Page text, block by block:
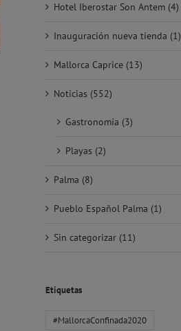
Hotel Iberostar Son Antem (4)
Inauguración nueva tienda (1)
Mallorca Caprice (13)
Noticias (552)
Gastronomía (3)
Playas (2)
Palma (8)
Pueblo Español Palma (1)
Sin categorizar (11)
Etiquetas
#MallorcaConfinada2020